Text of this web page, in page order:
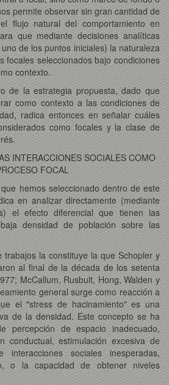
permite observar sin gran cantidad de
flujo natural del comportamiento en
que mediante decisiones analíticas
de los puntos iniciales) la naturaleza
focales seleccionados bajo condiciones
contexto.
de la estrategia propuesta, dado que
como contexto a las condiciones de
radica entonces en señalar cuáles
como focales y la clase de
INTERACCIONES SOCIALES COMO
FOCAL
hemos seleccionado dentro de este
en analizar directamente (mediante
el efecto diferencial que tienen las
densidad de población sobre las
trabajos la constituye la que Schopler y
al final de la década de los setenta
McCallum, Rusbult, Hong, Walden y
general surge como reacción a
el "stress de hacinamiento" es una
de la densidad. Este concepto se ha
percepción de espacio inadecuado,
conductual, estimulación excesiva de
sociales inesperadas,
o la capacidad de obtener niveles